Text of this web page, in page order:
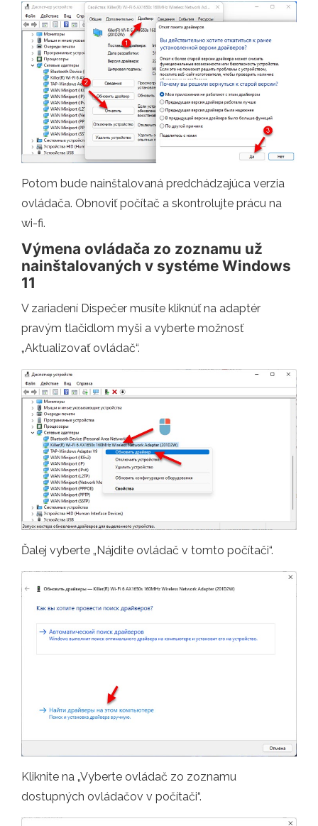
Potom bude nainštalovaná predchádzajúca verzia
ovládača. Obnoviť počítač a skontrolujte prácu na
wi-fi.
Výmena ovládača zo zoznamu už
nainštalovaných v systéme Windows
11
V zariadení Dispečer musíte kliknúť na adaptér
pravým tlačidlom myši a vyberte možnosť
„Aktualizovať ovládač“.
Ďalej vyberte „Nájdite ovládač v tomto počítači“.
Kliknite na „Vyberte ovládač zo zoznamu
dostupných ovládačov v počítači“.